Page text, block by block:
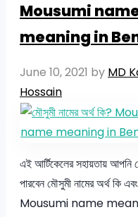
Mousumi
meaning in
June 10, 2021 by MD
Hossain
এই আর্টিকেলের সহায়তায় আপনি
পারবেন মৌসুমী নামের অর্থ কি এবং
Mousumi name